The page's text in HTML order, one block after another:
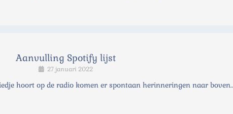
Aanvulling Spotify lijst
27 januari 2022
hoort op de radio komen er spontaan herinneringen naar